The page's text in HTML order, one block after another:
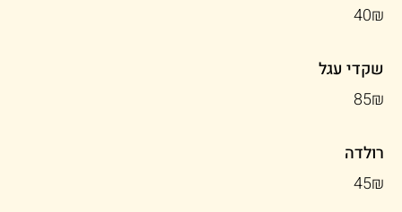
‏40 ‏₪
שקדי עגל
‏85 ‏₪
רולדה
‏45 ‏₪